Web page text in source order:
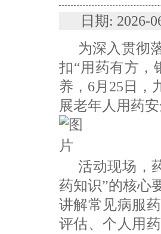
日期:
为深入贯彻
扣“用药有方，
养，6月25日，
展老年人用药
活动现场，
药知识”的核心
讲解常见病服
评估、个人用